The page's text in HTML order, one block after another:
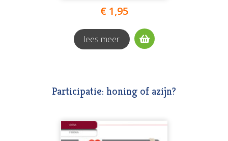
€ 1,95
lees meer
Participatie: honing of azijn?